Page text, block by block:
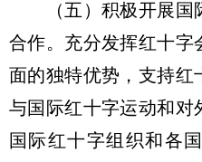
（五）积极开展国
合作。充分发挥红十字
面的独特优势，支持红
与国际红十字运动和对
国际红十字组织和各